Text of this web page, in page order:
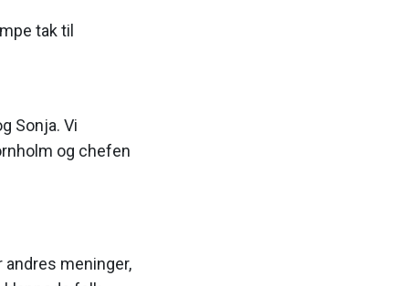
tak til
Sonja. Vi
og chefen
meninger,